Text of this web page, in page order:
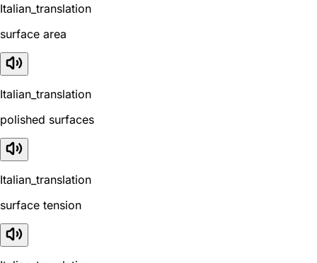
Italian_translation
surface area
Italian_translation
polished surfaces
Italian_translation
surface tension